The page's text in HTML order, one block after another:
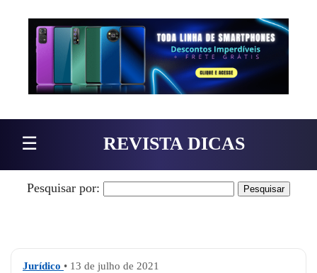
Pular para o conteúdo
☰ REVISTA DICAS
Pesquisar por:
Jurídico • 13 de julho de 2021